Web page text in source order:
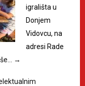
igrališta u
Donjem
Vidovcu, na
adresi Rade
→